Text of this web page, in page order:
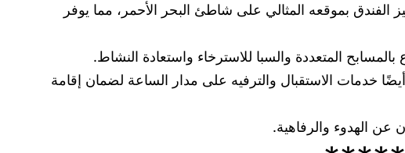
الفندق بموقعه المثالي على شاطئ البحر الأحمر، مما يوفر
المتعددة والسبا للاسترخاء واستعادة النشاط.
خدمات الاستقبال والترفيه على مدار الساعة لضمان إقامة
عن الهدوء والرفاهية.